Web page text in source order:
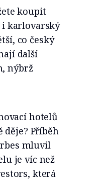
koupit
i karlovarský
co český
další
nýbrž
hotelů
děje? Příběh
mluvil
je víc než
která